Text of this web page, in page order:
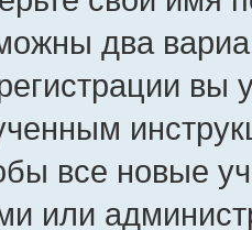
два
вы
все новые
или